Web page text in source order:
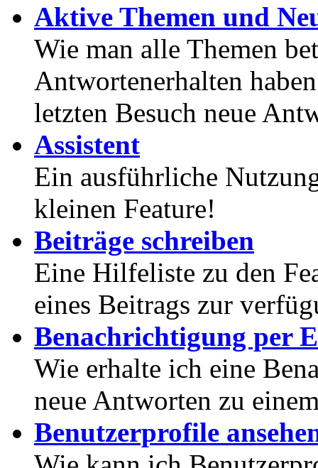
Aktive Themen und
Wie man alle Themen
Antwortenerhalten
letzten Besuch neue
Assistent
Ein ausführliche
kleinen Feature!
Beiträge schreiben
Eine Hilfeliste zu den
eines Beitrags zur
Benachrichtigung per
Wie erhalte ich eine
neue Antworten zu
Benutzerprofile